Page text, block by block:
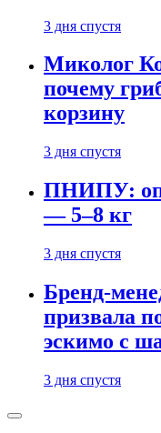
3 дня спустя
Миколог
почему
корзину
3 дня спустя
ПНИПУ:
— 5–8 кг
3 дня спустя
Бренд-
призвала
эскимо с
3 дня спустя